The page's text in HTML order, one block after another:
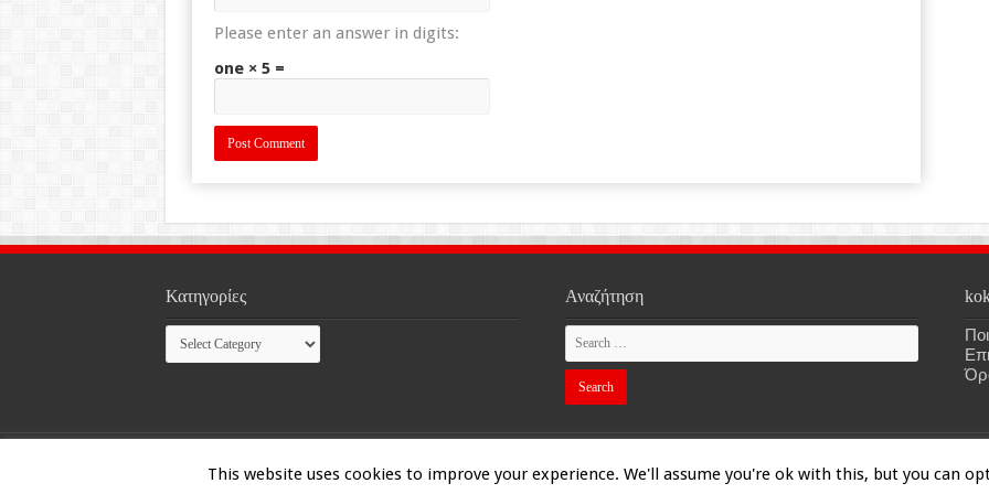
Please enter an answer in digits:
one × 5 =
Κατηγορίες
Κατηγορίες
Αναζήτηση
© Copyright 2026, All Rights Reserved
This website uses cookies to improve your experience. We'll assume you're ok with this, but you can